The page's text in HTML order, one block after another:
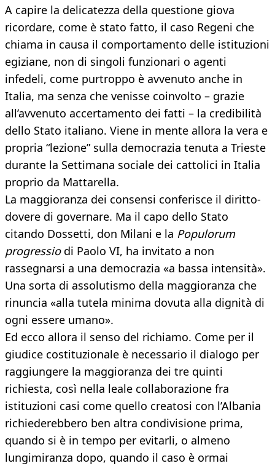
A capire la delicatezza della questione giova
ricordare, come è stato fatto, il caso Regeni che
chiama in causa il comportamento delle istituzioni
egiziane, non di singoli funzionari o agenti
infedeli, come purtroppo è avvenuto anche in
Italia, ma senza che venisse coinvolto – grazie
all’avvenuto accertamento dei fatti – la credibilità
dello Stato italiano. Viene in mente allora la vera e
propria “lezione” sulla democrazia tenuta a Trieste
durante la Settimana sociale dei cattolici in Italia
proprio da Mattarella.
La maggioranza dei consensi conferisce il diritto-
dovere di governare. Ma il capo dello Stato
citando Dossetti, don Milani e la Populorum
progressiodi Paolo VI, ha invitato a non
rassegnarsi a una democrazia «a bassa intensità».
Una sorta di assolutismo della maggioranza che
rinuncia «alla tutela minima dovuta alla dignità di
ogni essere umano».
Ed ecco allora il senso del richiamo. Come per il
giudice costituzionale è necessario il dialogo per
raggiungere la maggioranza dei tre quinti
richiesta, così nella leale collaborazione fra
istituzioni casi come quello creatosi con l’Albania
richiederebbero ben altra condivisione prima,
quando si è in tempo per evitarli, o almeno
lungimiranza dopo, quando il caso è ormai